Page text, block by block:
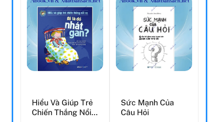
Hiểu Và Giúp Trẻ
Chiến Thắng Nổi
Sức Mạnh Của
Câu Hỏi